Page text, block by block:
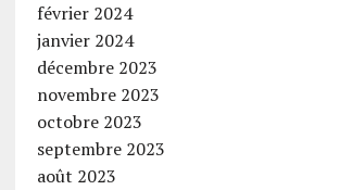
février 2024
janvier 2024
décembre 2023
novembre 2023
octobre 2023
septembre 2023
août 2023